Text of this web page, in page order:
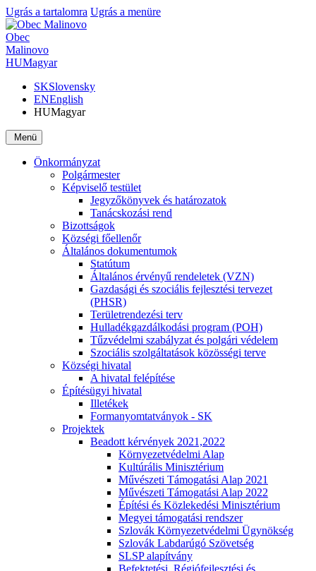
Ugrás a tartalomra Ugrás a menüre
Obec
Malinovo
HUMagyar
SKSlovensky
ENEnglish
HUMagyar
Menü
Önkormányzat
Polgármester
Képviselő testület
Jegyzőkönyvek és határozatok
Tanácskozási rend
Bizottságok
Községi főellenőr
Általános dokumentumok
Statútum
Általános érvényű rendeletek (VZN)
Gazdasági és szociális fejlesztési tervezet
(PHSR)
Területrendezési terv
Hulladékgazdálkodási program (POH)
Tűzvédelmi szabályzat és polgári védelem
Szociális szolgáltatások közösségi terve
Községi hivatal
A hivatal felépítése
Építésügyi hivatal
Illetékek
Formanyomtatványok - SK
Projektek
Beadott kérvények 2021,2022
Környezetvédelmi Alap
Kultúrális Minisztérium
Művészeti Támogatási Alap 2021
Művészeti Támogatási Alap 2022
Építési és Közlekedési Minisztérium
Megyei támogatási rendszer
Szlovák Környezetvédelmi Ügynökség
Szlovák Labdarúgó Szövetség
SLSP alapítvány
Befektetési, Régiófejlesztési és